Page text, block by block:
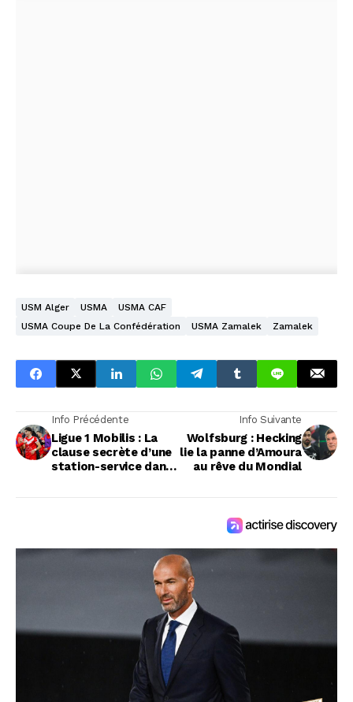
USM Alger USMA
USMA CAF
USMA Coupe De La Confédération
USMA Zamalek Zamalek
Info Précédente
Ligue 1 Mobilis : La
clause secrète d’une
station-service dans
Info Suivante
Wolfsburg : Hecking
lie la panne d’Amoura
au rêve du Mondial